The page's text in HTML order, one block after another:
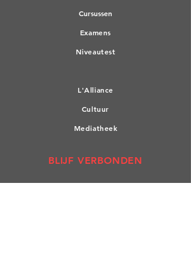
Cursussen
Examens
Niveautest
L'Alliance
Cultuur
Mediatheek
BLIJF VERBONDEN
Facebook